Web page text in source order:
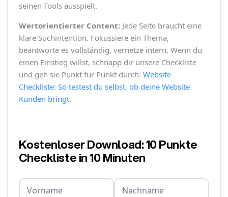
seinen Tools ausspielt.
Wertorientierter Content:Jede Seite braucht eine
klare Suchintention. Fokussiere ein Thema,
beantworte es vollständig, vernetze intern. Wenn du
einen Einstieg willst, schnapp dir unsere Checkliste
und geh sie Punkt für Punkt durch: Website
Checkliste: So testest du selbst, ob deine Website
Kunden bringt.
Kostenloser Download: 10 Punkte
Checkliste in 10 Minuten
Vorname Nachname